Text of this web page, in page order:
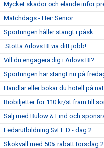
Mycket skador och elände inför
Matchdags - Herr Senior
Sportringen håller stängt i påsk
Stötta Arlövs BI via ditt jobb!
Vill du engagera dig i Arlövs BI?
Sportringen har stängt nu på
Handlar eller bokar du hotell på
Biobiljetter för 110 kr/st fram till
Sälj med Bülow & Lind och
Ledarutbildning SvFF D - dag 2
Skokväll med 50% rabatt torsdag